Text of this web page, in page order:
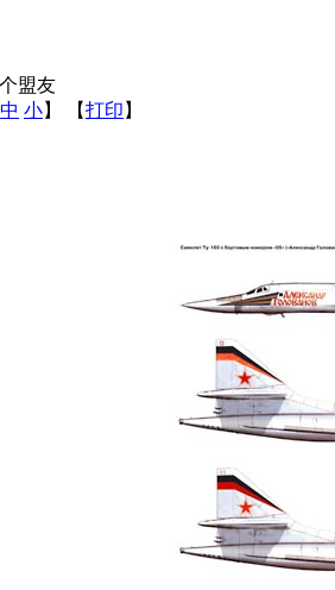
盟友
中 小】 【打印 】